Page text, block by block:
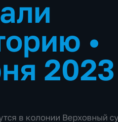
•
2023
в колонии Верховный